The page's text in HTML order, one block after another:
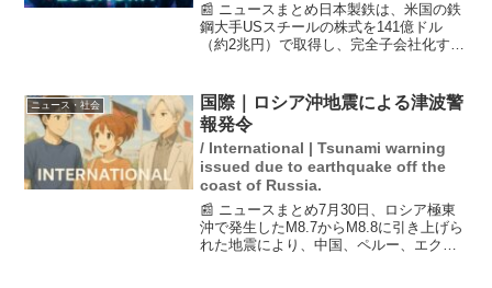
📰 ニュースまとめ日本製鉄は、米国の鉄
鋼大手USスチールの株式を141億ドル
（約2兆円）で取得し、完全子会社化する
力を高めることを目指している。しか
し、米政府がUSスチ...
ニュース・社会
国際｜ロシア沖地震による津波警
報発令
/ International | Tsunami warning
issued due to earthquake off the
coast of Russia.
📰 ニュースまとめ7月30日、ロシア極東
沖で発生したM8.7からM8.8に引き上げら
れた地震により、中国、ペルー、エクア